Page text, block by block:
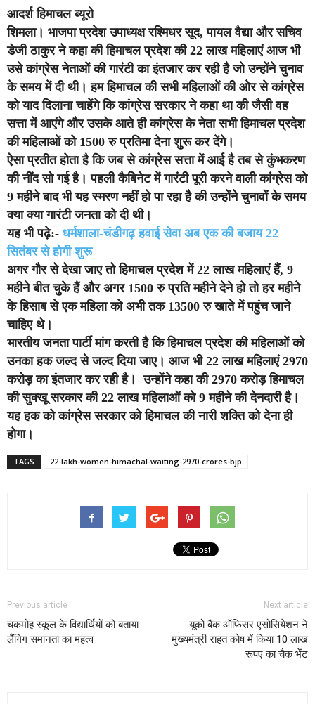
आदर्श हिमाचल ब्यूरो
शिमला। भाजपा प्रदेश उपाध्यक्ष रश्मिधर सूद, पायल वैद्या और सचिव
डेजी ठाकुर ने कहा की हिमाचल प्रदेश की 22 लाख महिलाएं आज भी
उसे कांग्रेस नेताओं की गारंटी का इंतजार कर रही है जो उन्होंने चुनाव
के समय में दी थी। हम हिमाचल की सभी महिलाओं की ओर से कांग्रेस
को याद दिलाना चाहेंगे कि कांग्रेस सरकार ने कहा था की जैसी वह
सत्ता में आएंगे और उसके आते ही कांग्रेस के नेता सभी हिमाचल प्रदेश
की महिलाओं को 1500 रु प्रतिमा देना शुरू कर देंगे।
ऐसा प्रतीत होता है कि जब से कांग्रेस सत्ता में आई है तब से कुंभकरण
की नींद सो गई है। पहली कैबिनेट में गारंटी पूरी करने वाली कांग्रेस को
9 महीने बाद भी यह स्मरण नहीं हो पा रहा है की उन्होंने चुनावों के समय
क्या क्या गारंटी जनता को दी थी।
यह भी पढ़े:- धर्मशाला-चंडीगढ़ हवाई सेवा अब एक की बजाय 22
सितंबर से होगी शुरू
अगर गौर से देखा जाए तो हिमाचल प्रदेश में 22 लाख महिलाएं हैं, 9
महीने बीत चुके हैं और अगर 1500 रु प्रति महीने देने हो तो हर महीने
के हिसाब से एक महिला को अभी तक 13500 रु खाते में पहुंच जाने
चाहिए थे।
भारतीय जनता पार्टी मांग करती है कि हिमाचल प्रदेश की महिलाओं को
उनका हक जल्द से जल्द दिया जाए। आज भी 22 लाख महिलाएं 2970
करोड़ का इंतजार कर रही है। उन्होंने कहा की 2970 करोड़ हिमाचल
की सुक्खू सरकार की 22 लाख महिलाओं को 9 महीने की देनदारी है।
यह हक को कांग्रेस सरकार को हिमाचल की नारी शक्ति को देना ही
होगा।
TAGS 22-lakh-women-himachal-waiting-2970-crores-bjp
Previous article
चकमोह स्कूल के विद्यार्थियों को बताया
लैंगिग समानता का महत्व
Next article
यूको बैंक ऑफिसर एसोसियेशन ने
मुख्यमंत्री राहत कोष में किया 10 लाख
रूपए का चैक भेंट